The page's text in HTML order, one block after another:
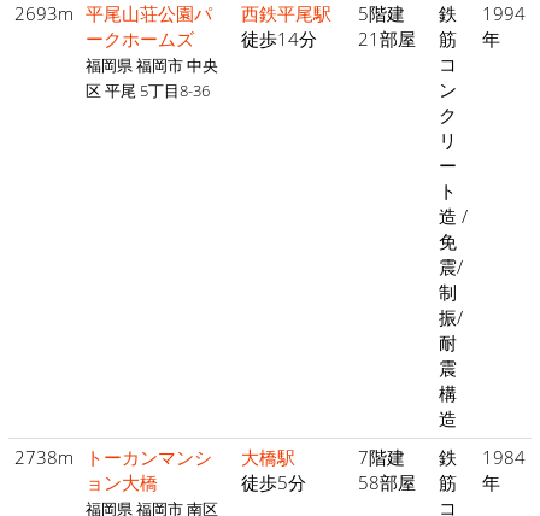
2693m 平尾山荘公園パ
ークホームズ
福岡県 福岡市 中央
区 平尾 5丁目8-36
西鉄平尾駅
徒歩14分
5階建
21部屋
鉄
筋
コ
ン
ク
リ
ー
ト
造 /
免
震/
制
振/
耐
震
構
造
1994
年
2738m
トーカンマンシ
ョン大橋
福岡県 福岡市 南区
大橋駅
徒歩5分
7階建
58部屋
鉄
筋
コ
1984
年